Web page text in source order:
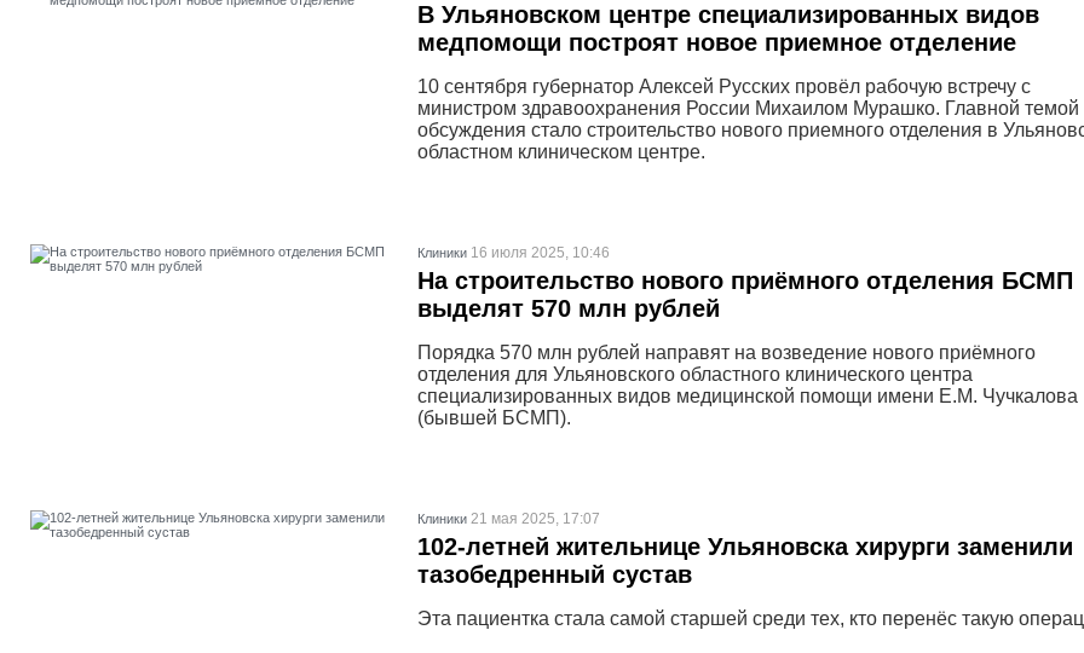
В Ульяновском центре специализированных видов
медпомощи построят новое приемное отделение
10 сентября губернатор Алексей Русских провёл рабочую встречу с
министром здравоохранения России Михаилом Мурашко. Главной темой
обсуждения стало строительство нового приемного отделения в
областном клиническом центре.
Клиники 16 июля 2025, 10:46
На строительство нового приёмного отделения БСМП
выделят 570 млн рублей
Порядка 570 млн рублей направят на возведение нового приёмного
отделения для Ульяновского областного клинического центра
специализированных видов медицинской помощи имени Е.М. Чучкалова
(бывшей БСМП).
Клиники 21 мая 2025, 17:07
102-летней жительнице Ульяновска хирурги заменили
тазобедренный сустав
Эта пациентка стала самой старшей среди тех, кто перенёс такую